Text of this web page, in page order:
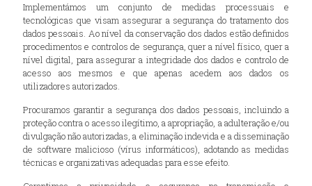
Implementámos um conjunto de medidas processuais e
tecnológicas que visam assegurar a segurança do tratamento dos
dados pessoais. Ao nível da conservação dos dados estão definidos
procedimentos e controlos de segurança, quer a nível físico, quer a
nível digital, para assegurar a integridade dos dados e controlo de
acesso aos mesmos e que apenas acedem aos dados os
utilizadores autorizados.
Procuramos garantir a segurança dos dados pessoais, incluindo a
proteção contra o acesso ilegítimo, a apropriação, a adulteração e/ou
divulgação não autorizadas, a eliminação indevida e a disseminação
de software malicioso (vírus informáticos), adotando as medidas
técnicas e organizativas adequadas para esse efeito.